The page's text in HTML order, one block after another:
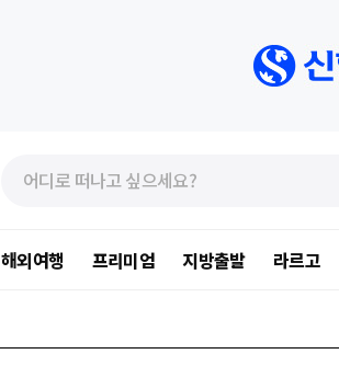
해외여행 프리미엄 지방출발 라르고